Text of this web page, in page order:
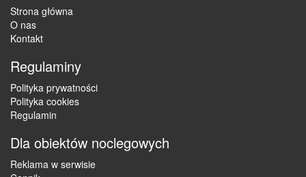
Strona główna
O nas
Kontakt
Regulaminy
Polityka prywatności
Polityka cookies
Regulamin
Dla obiektów noclegowych
Reklama w serwisie